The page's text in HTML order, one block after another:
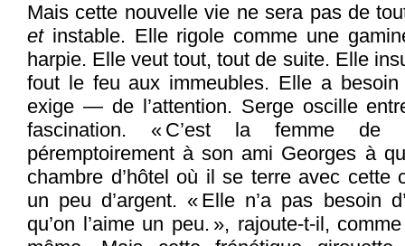
Mais cette nouvelle vie ne sera pas de
etinstable. Elle rigole comme une
harpie. Elle veut tout, tout de suite. Elle
fout le feu aux immeubles. Elle a
exige — de l’attention. Serge oscille
fascination. « C’est la femme de
péremptoirement à son ami Georges à
chambre d’hôtel où il se terre avec cette
un peu d’argent. « Elle n’a pas besoin
qu’on l’aime un peu. », rajoute-t-il,